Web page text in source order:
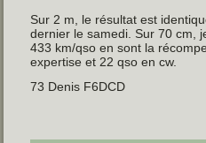
Sur 2 m, le résultat est
dernier le samedi. Sur 70 cm,
433 km/qso en sont la
expertise et 22 qso en cw.
73 Denis F6DCD